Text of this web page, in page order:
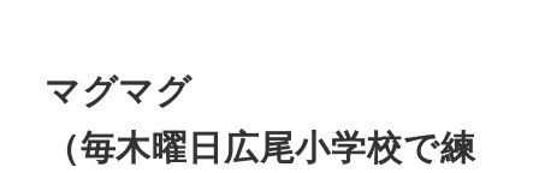
マグマグ
（毎木曜日広尾小学校で練